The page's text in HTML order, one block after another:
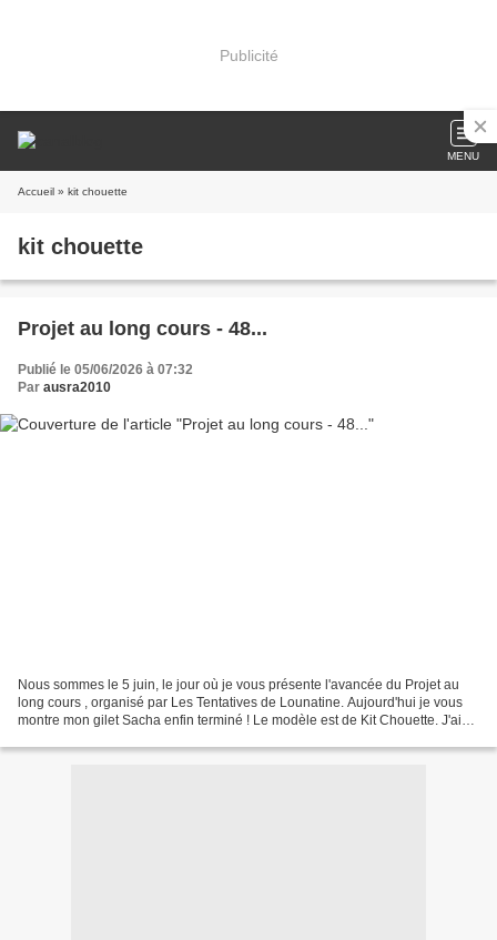
Publicité
MENU
Accueil » kit chouette
kit chouette
Projet au long cours - 48...
Publié le 05/06/2026 à 07:32
Par ausra2010
Nous sommes le 5 juin, le jour où je vous présente l'avancée du Projet au
long cours , organisé par Les Tentatives de Lounatine. Aujourd'hui je vous
montre mon gilet Sacha enfin terminé ! Le modèle est de Kit Chouette. J'ai